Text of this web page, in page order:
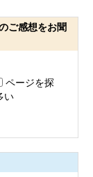
ご感想をお聞
ページを探
い